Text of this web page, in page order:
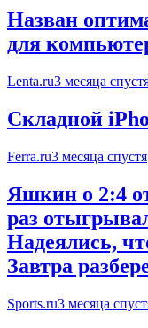
Назван
для
Lenta.ru3 месяца
Складной
Ferra.ru3 месяца спустя
Яшкин о 2:4
раз
Надеялись,
Завтра
Sports.ru3 месяца